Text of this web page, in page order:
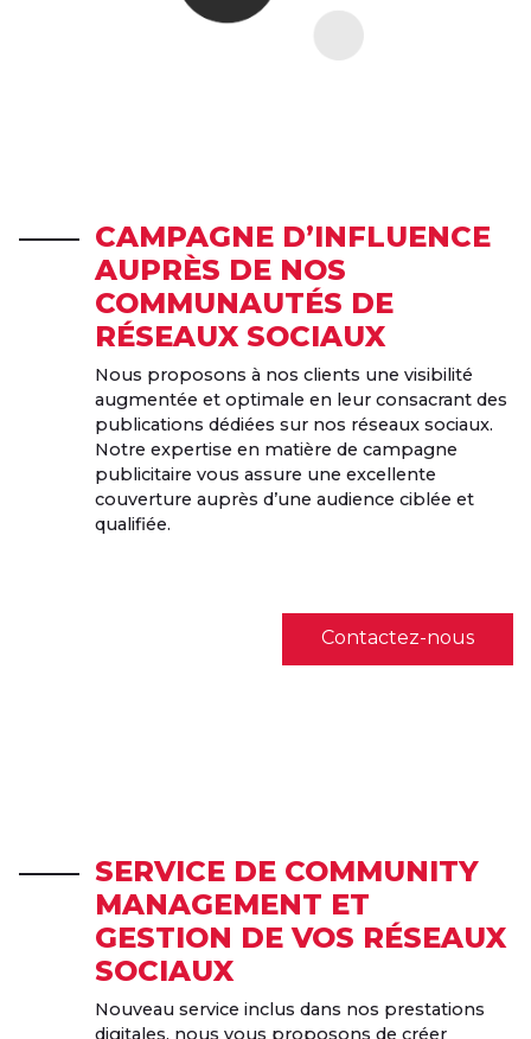
CAMPAGNE D’INFLUENCE
AUPRÈS DE NOS
COMMUNAUTÉS DE
RÉSEAUX SOCIAUX
Nous proposons à nos clients une visibilité
augmentée et optimale en leur consacrant des
publications dédiées sur nos réseaux sociaux.
Notre expertise en matière de campagne
publicitaire vous assure une excellente
couverture auprès d’une audience ciblée et
qualifiée.
Contactez-nous
SERVICE DE COMMUNITY
MANAGEMENT ET
GESTION DE VOS RÉSEAUX
SOCIAUX
Nouveau service inclus dans nos prestations
digitales, nous vous proposons de créer